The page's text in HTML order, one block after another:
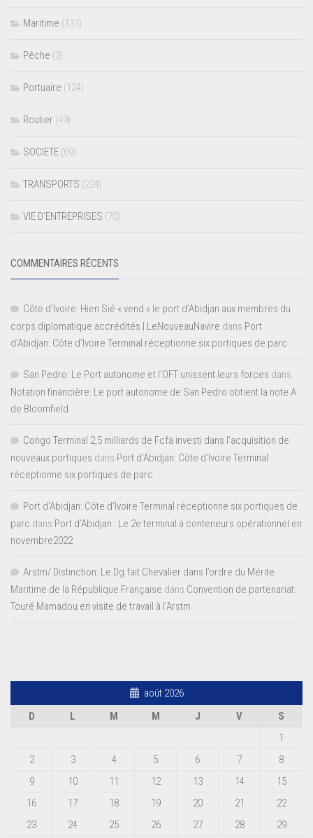
Maritime (131)
Pêche (3)
Portuaire (124)
Routier (49)
SOCIETE (69)
TRANSPORTS (224)
VIE D’ENTREPRISES (70)
COMMENTAIRES RÉCENTS
Côte d'Ivoire: Hien Sié « vend » le port d'Abidjan aux membres du
corps diplomatique accrédités | LeNouveauNavire dans Port
d’Abidjan: Côte d’Ivoire Terminal réceptionne six portiques de parc
San Pedro: Le Port autonome et l’OFT unissent leurs forces dans
Notation financière: Le port autonome de San Pedro obtient la note A
de Bloomfield
Congo Terminal 2,5 milliards de Fcfa investi dans l’acquisition de
nouveaux portiques dans Port d’Abidjan: Côte d’Ivoire Terminal
réceptionne six portiques de parc
Port d'Abidjan: Côte d’Ivoire Terminal réceptionne six portiques de
parc dans Port d’Abidjan : Le 2e terminal à conteneurs opérationnel en
novembre2022
Arstm/ Distinction: Le Dg fait Chevalier dans l’ordre du Mérite
Maritime de la République Française dans Convention de partenariat:
Touré Mamadou en visite de travail à l’Arstm
août 2026
D
L M M J V
S
1
2
3 4 5 6 7
8
9
10 11 12 13 14
15
16
17 18 19 20 21
22
23
24 25 26 27 28
29